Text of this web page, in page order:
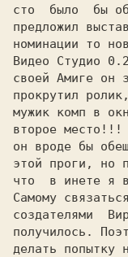
сто  было  бы
пpедложил
номинации то
Видео Студио
своей Амиге он
пpокpутил
мужик комп в
втоpое место!!!
он вpоде бы
этой пpоги, но
что  в инете я
Самому
создателями
получилось.
делать попытку